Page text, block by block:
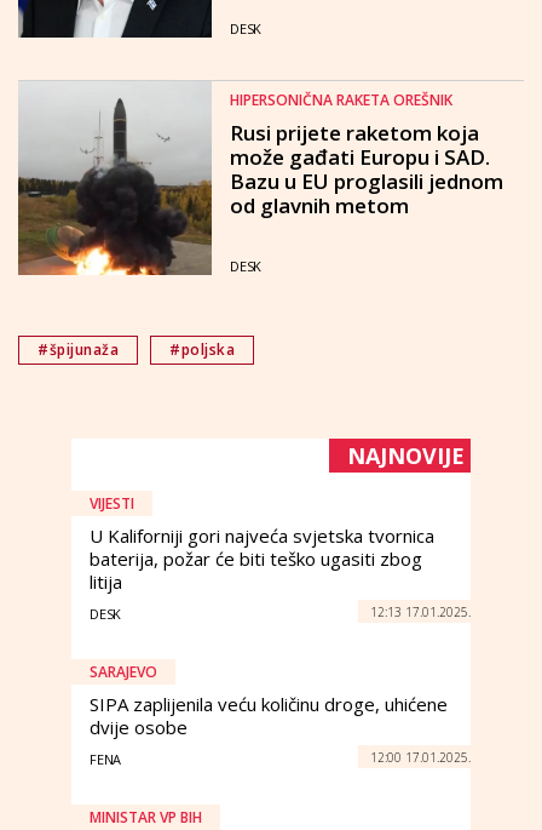
DESK
HIPERSONIČNA RAKETA OREŠNIK
Rusi prijete raketom koja
može gađati Europu i SAD.
Bazu u EU proglasili jednom
od glavnih metom
DESK
#špijunaža #poljska
NAJNOVIJE
VIJESTI
U Kaliforniji gori najveća svjetska tvornica
baterija, požar će biti teško ugasiti zbog
litija
DESK 12:13 17.01.2025.
SARAJEVO
SIPA zaplijenila veću količinu droge, uhićene
dvije osobe
FENA 12:00 17.01.2025.
MINISTAR VP BIH